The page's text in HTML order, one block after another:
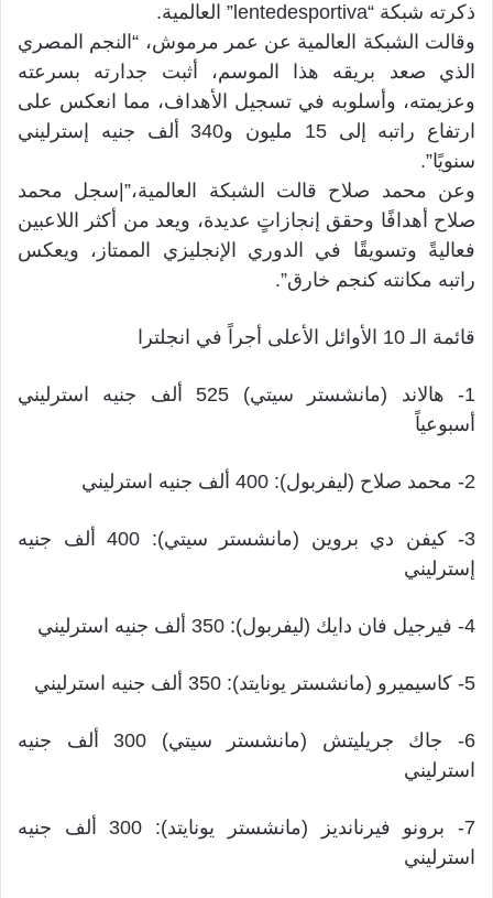
ذكرته شبكة “lentedesportiva” العالمية.
وقالت الشبكة العالمية عن عمر مرموش، “النجم المصري
الذي صعد بريقه هذا الموسم، أثبت جدارته بسرعته
وعزيمته، وأسلوبه في تسجيل الأهداف، مما انعكس على
ارتفاع راتبه إلى 15 مليون و340 ألف جنيه إسترليني
سنويًا”.
وعن محمد صلاح قالت الشبكة العالمية،”|سجل محمد
صلاح أهدافًا وحقق إنجازاتٍ عديدة، ويعد من أكثر اللاعبين
فعاليةً وتسويقًا في الدوري الإنجليزي الممتاز، ويعكس
راتبه مكانته كنجم خارق”.
قائمة الـ 10 الأوائل الأعلى أجراً في انجلترا
1- هالاند (مانشستر سيتي) 525 ألف جنيه استرليني
أسبوعياً
2- محمد صلاح (ليفربول): 400 ألف جنيه استرليني
3- كيفن دي بروين (مانشستر سيتي): 400 ألف جنيه
إسترليني
4- فيرجيل فان دايك (ليفربول): 350 ألف جنيه استرليني
5- كاسيميرو (مانشستر يونايتد): 350 ألف جنيه استرليني
6- جاك جريليتش (مانشستر سيتي) 300 ألف جنيه
استرليني
7- برونو فيرنانديز (مانشستر يونايتد): 300 ألف جنيه
استرليني